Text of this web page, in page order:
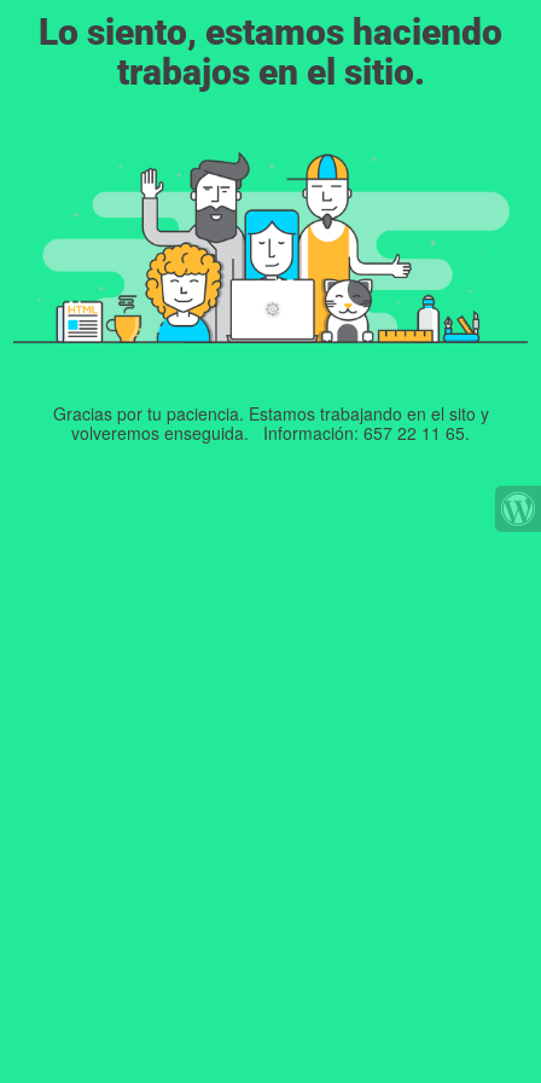
Lo siento, estamos haciendo
trabajos en el sitio.
Gracias por tu paciencia. Estamos trabajando en el sito y
volveremos enseguida. Información: 657 22 11 65.